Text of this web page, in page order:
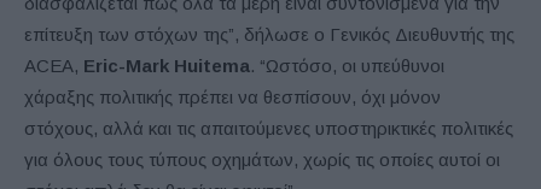
επίτευξη των στόχων της”, δήλωσε ο Γενικός Διευθυντής της
ACEA, Eric-Mark Huitema. “Ωστόσο, οι υπεύθυνοι
χάραξης πολιτικής πρέπει να θεσπίσουν, όχι μόνον
στόχους, αλλά και τις απαιτούμενες υποστηρικτικές πολιτικές
για όλους τους τύπους οχημάτων, χωρίς τις οποίες αυτοί οι